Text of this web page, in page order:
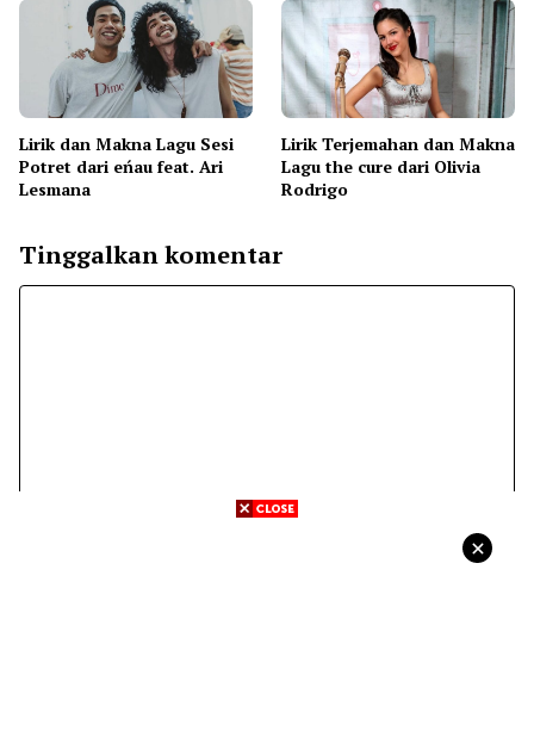
Lirik dan Makna Lagu Sesi
Potret dari eńau feat. Ari
Lesmana
Lirik Terjemahan dan Makna
Lagu the cure dari Olivia
Rodrigo
Tinggalkan komentar